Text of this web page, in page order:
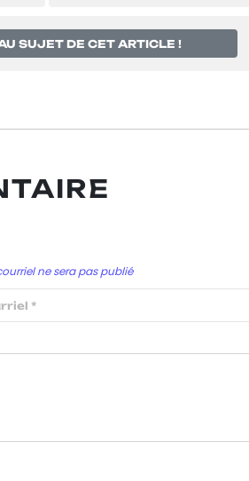
SUJET DE CET ARTICLE !
ne sera pas publié